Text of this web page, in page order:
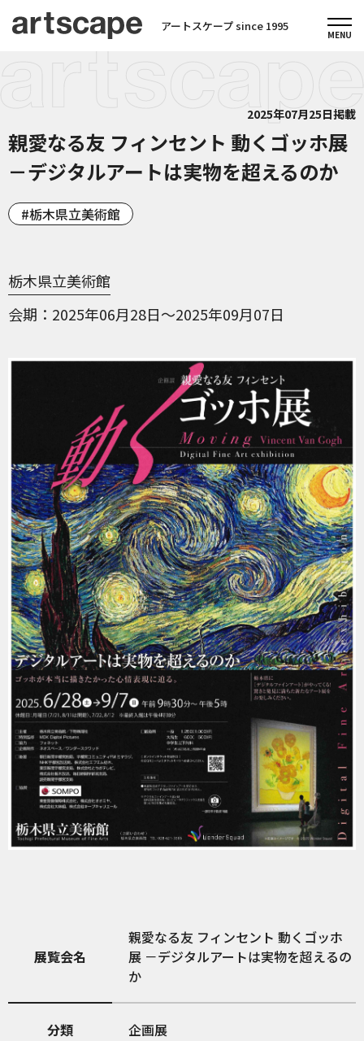
アートスケープ since 1995
2025年07月25日掲載
親愛なる友 フィンセント 動くゴッホ展
－デジタルアートは実物を超えるのか
栃木県立美術館
栃木県立美術館
会期
2025年06月28日～2025年09月07日
展覧会名
親愛なる友 フィンセント 動くゴッホ
展 －デジタルアートは実物を超えるの
か
分類 企画展